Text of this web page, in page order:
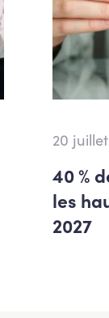
20
40 %
les
2027